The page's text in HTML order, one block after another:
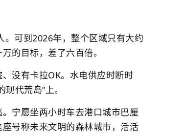
可到2026年，整个区域只有大约
的目标，差了六百倍。
没有卡拉OK。水电供应时断时
代荒岛”上。
宁愿坐两小时车去港口城市巴厘
号称未来文明的森林城市，活活